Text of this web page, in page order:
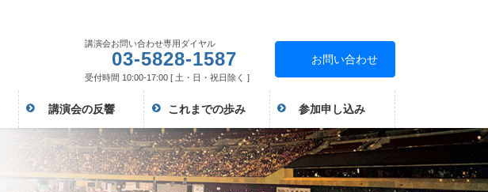
講演会お問い合わせ専用ダイヤル
03-5828-1587
受付時間 10:00-17:00 [ 土・日・祝日除く ]
お問い合わせ
講演会の反響 これまでの歩み 参加申し込み